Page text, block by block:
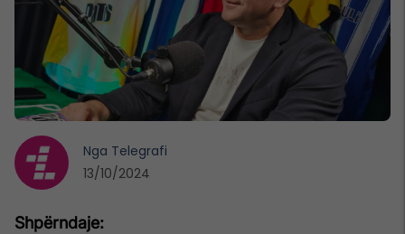
Nga Telegrafi
13/10/2024